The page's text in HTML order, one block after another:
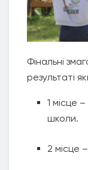
Фінальні
результаті
1 місце –
школи.
2 місце –